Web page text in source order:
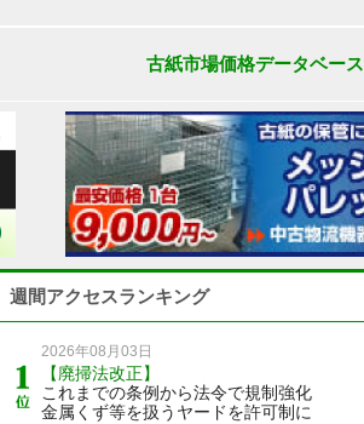
古紙市場価格データベース
週間アクセスランキング
2026年08月03日
【廃掃法改正】
これまでの条例から法令で規制強化
金属くず等を扱うヤードを許可制に